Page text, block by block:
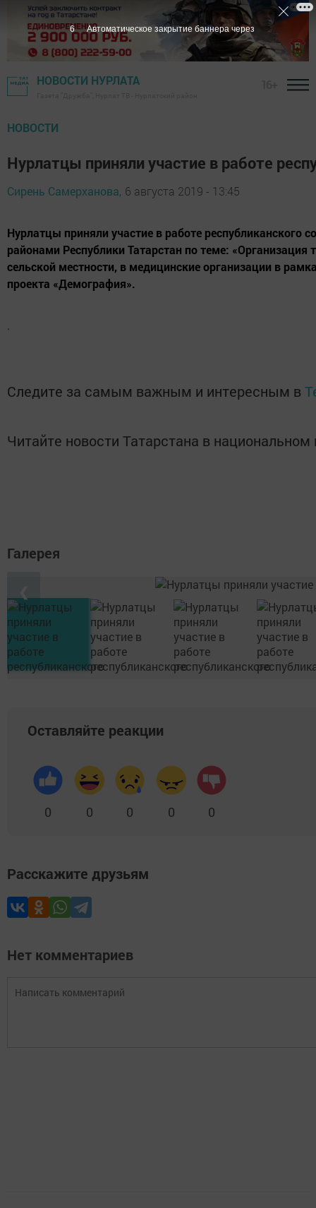
НОВОСТИ НУРЛАТА
НОВОСТИ
Нурлатцы приняли участие в работе
Сирень Самерханова, 6 августа 2019 - 13:45
Нурлатцы приняли участие в работе
районами Республики Татарстан по теме:
сельской местности, в медицинские организации в
проекта «Демография».
.
Следите за самым важным и интересным в
Читайте новости Татарстана в
Галерея
Оставляйте реакции
0 0 0 0 0
Расскажите друзьям
Нет комментариев
5 Автоматическое закрытие баннера через